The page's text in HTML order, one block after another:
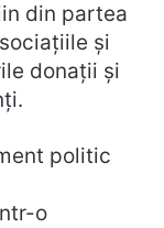
din partea
și
donații și
politic
o